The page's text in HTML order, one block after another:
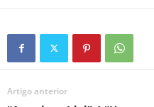
Artigo anterior